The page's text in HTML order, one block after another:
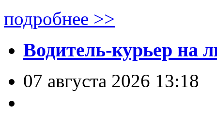
подробнее >>
Водитель-курьер на
07 августа 2026 13:18